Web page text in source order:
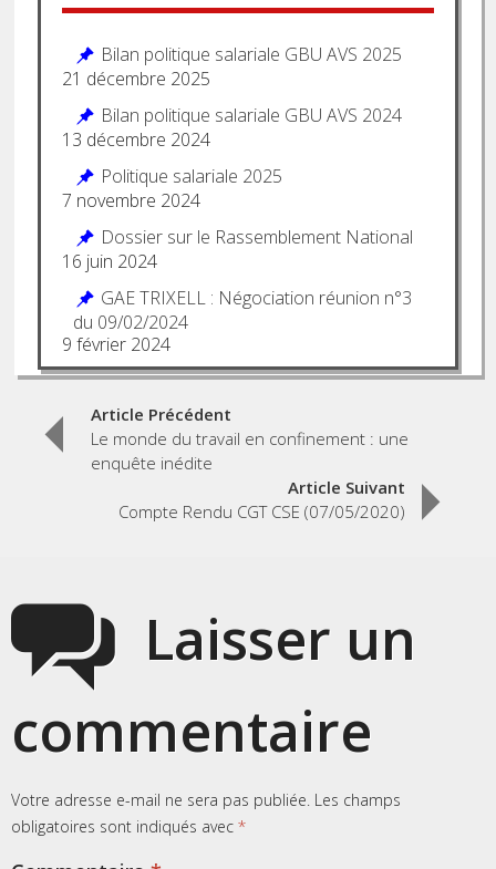
Bilan politique salariale GBU AVS 2025
21 décembre 2025
Bilan politique salariale GBU AVS 2024
13 décembre 2024
Politique salariale 2025
7 novembre 2024
Dossier sur le Rassemblement National
16 juin 2024
GAE TRIXELL : Négociation réunion n°3
du 09/02/2024
9 février 2024
Post
navigation
Article Précédent
Le monde du travail en confinement : une
enquête inédite
Article Suivant
Compte Rendu CGT CSE (07/05/2020)
Laisser un
commentaire
Votre adresse e-mail ne sera pas publiée. Les champs
obligatoires sont indiqués avec *